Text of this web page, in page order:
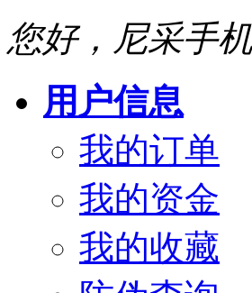
您好，尼采手
用户信息
我的订单
我的资金
我的收藏